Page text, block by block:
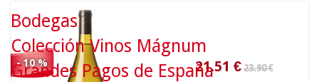
- 10 %
Bodegas
Colección Vinos Mágnum
Grandes Pagos de España